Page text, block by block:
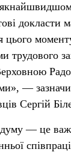
докласти
цього
трудового
—
Сергій
— це